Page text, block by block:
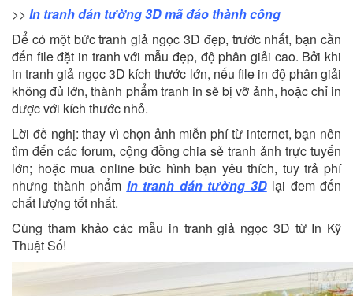
>> In tranh dán tường 3D mã đáo thành công
Để có một bức tranh giả ngọc 3D đẹp, trước nhất, bạn cần
đến file đặt in tranh với mẫu đẹp, độ phân giải cao. Bởi khi
in tranh giả ngọc 3D kích thước lớn, nếu file in độ phân giải
không đủ lớn, thành phẩm tranh in sẽ bị vỡ ảnh, hoặc chỉ in
được với kích thước nhỏ.
Lời đề nghị: thay vì chọn ảnh miễn phí từ internet, bạn nên
tìm đến các forum, cộng đồng chia sẻ tranh ảnh trực tuyến
lớn; hoặc mua online bức hình bạn yêu thích, tuy trả phí
nhưng thành phẩm in tranh dán tường 3Dlại đem đến
chất lượng tốt nhất.
Cùng tham khảo các mẫu in tranh giả ngọc 3D từ In Kỹ
Thuật Số!